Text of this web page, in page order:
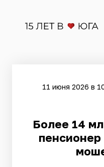
11 июня 2026 в
Более 14
пенсионер